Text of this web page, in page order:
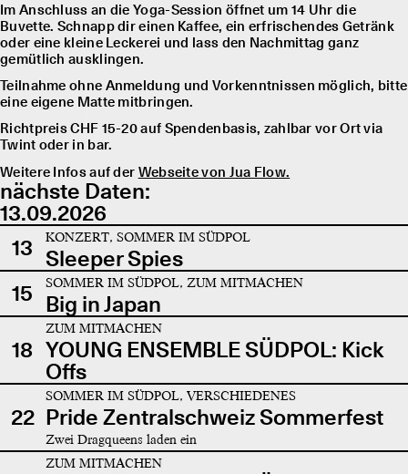
Im Anschluss an die Yoga-Session öffnet um 14 Uhr die
Buvette. Schnapp dir einen Kaffee, ein erfrischendes Getränk
oder eine kleine Leckerei und lass den Nachmittag ganz
gemütlich ausklingen.
Teilnahme ohne Anmeldung und Vorkenntnissen möglich, bitte
eine eigene Matte mitbringen.
Richtpreis CHF 15-20 auf Spendenbasis, zahlbar vor Ort via
Twint oder in bar.
Weitere Infos auf der Webseite von Jua Flow.
nächste Daten:
13.09.2026
13
KONZERT, SOMMER IM SÜDPOL
Sleeper Spies
15
SOMMER IM SÜDPOL, ZUM MITMACHEN
Big in Japan
18
ZUM MITMACHEN
YOUNG ENSEMBLE SÜDPOL: Kick
Offs
22
SOMMER IM SÜDPOL, VERSCHIEDENES
Pride Zentralschweiz Sommerfest
Zwei Dragqueens laden ein
ZUM MITMACHEN